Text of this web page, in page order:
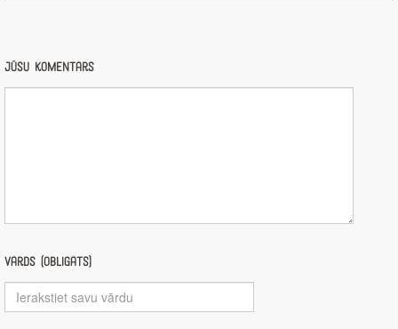
Jūsu komentārs
Vārds (obligāts)